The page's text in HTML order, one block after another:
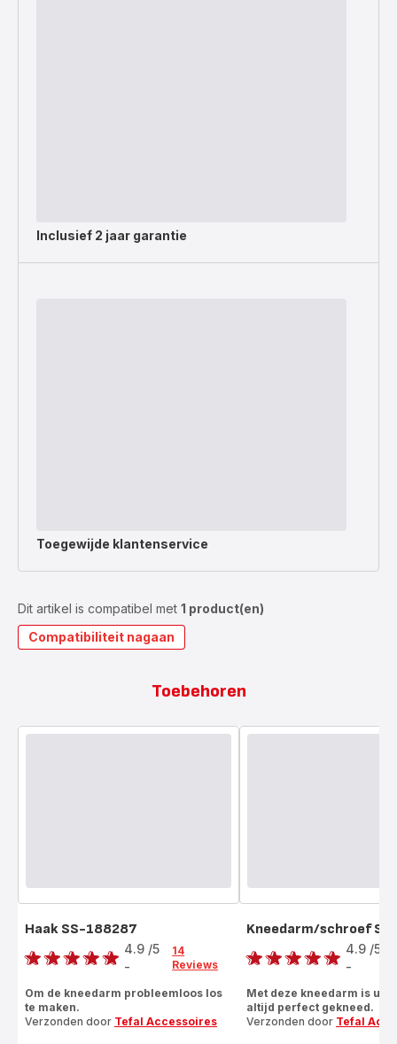
Inclusief 2 jaar garantie
Toegewijde klantenservice
Dit artikel is compatibel met 1 product(en)
Compatibiliteit nagaan
Toebehoren
Haak SS-188287
Score
4.9 /5
-
14
Reviews
Om de kneedarm probleemloos los
te maken.
Verzonden door Tefal Accessoires
Kneedarm/schroef
Score
4.9 /5
-
Met deze kneedarm is uw
altijd perfect gekneed.
Verzonden door Tefal